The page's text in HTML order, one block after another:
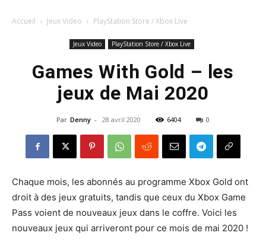
Accueil Jeux Video PlayStation Store / Xbox Live
Jeux Video PlayStation Store / Xbox Live
Games With Gold – les
jeux de Mai 2020
Par Denny - 28 avril 2020 6404 0
Chaque mois, les abonnés au programme Xbox Gold ont
droit à des jeux gratuits, tandis que ceux du Xbox Game
Pass voient de nouveaux jeux dans le coffre. Voici les
nouveaux jeux qui arriveront pour ce mois de mai 2020 !